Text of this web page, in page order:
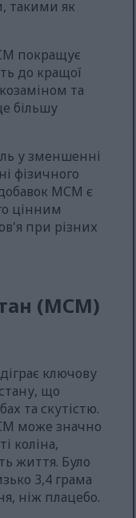
такими як
покращує
до кращої
та
більшу
у зменшенні
фізичного
МСМ є
цінним
при різних
(МСМ)
ключову
що
та скутістю.
може значно
коліна,
життя. Було
3,4 грама
ніж плацебо.